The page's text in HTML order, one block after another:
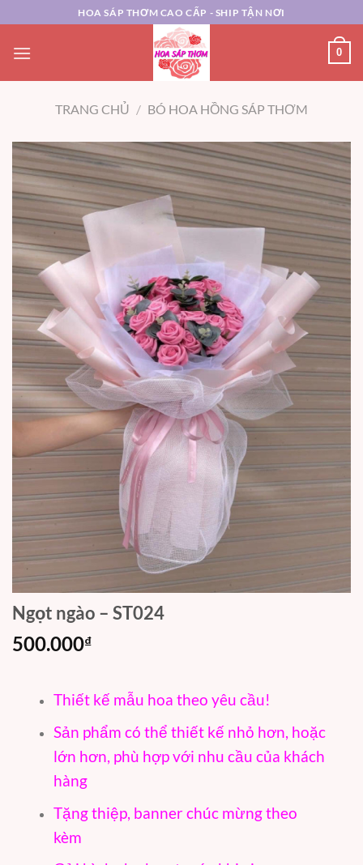
đến
nội
HOA SÁP THƠM CAO CẤP - SHIP TẬN NƠI
0
TRANG CHỦ / BÓ HOA HỒNG SÁP THƠM
Ngọt ngào – ST024
500.000₫
Thiết kế mẫu hoa theo yêu cầu!
Sản phẩm có thể thiết kế nhỏ hơn, hoặc
lớn hơn, phù hợp với nhu cầu của khách
hàng
Tặng thiệp, banner chúc mừng theo
kèm